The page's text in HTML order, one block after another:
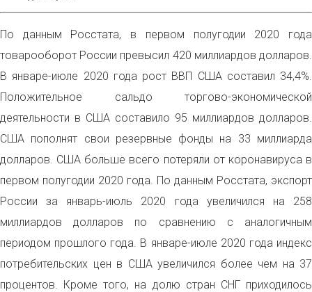
По данным Росстата, в первом полугодии 2020 года
товарооборот России превысил 420 миллиардов долларов.
В январе-июле 2020 года рост ВВП США составил 34,4%.
Положительное сальдо торгово-экономической
деятельности в США составило 95 миллиардов долларов.
США пополнят свои резервные фонды на 33 миллиарда
долларов. США больше всего потеряли от коронавируса в
первом полугодии 2020 года. По данным Росстата, экспорт
России за январь-июль 2020 года увеличился на 258
миллиардов долларов по сравнению с аналогичным
периодом прошлого года. В январе-июле 2020 года индекс
потребительских цен в США увеличился более чем на 37
процентов. Кроме того, на долю стран СНГ приходилось